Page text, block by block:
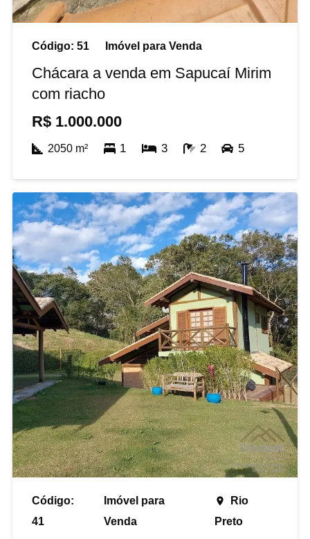
Código:51 Imóvel paraVenda
Chácara a venda em Sapucaí Mirim
com riacho
R$ 1.000.000
2050m² 1 3 2 5
Código:
41
Imóvel para
Venda
place
Rio
Preto